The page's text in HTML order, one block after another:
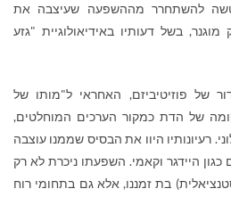
להשתחרר מההשפעה שעיצבה את
בשל דעותיו באידיאולוגיית "גזע
של פוזיטיביזם, האחראי ל"מותו של
של הדת כמקור הערכים המוחלטים,
רעיונותיו היוו את הבסיס שממנו עוצבה
היידגר וקאמי. השפעתו ניכרת לא רק
בת זמננו, אלא גם בתחומי רוח